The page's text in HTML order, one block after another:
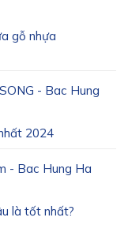
gỗ nhựa
- Bac Hung
2024
- Bac Hung Ha
là tốt nhất?